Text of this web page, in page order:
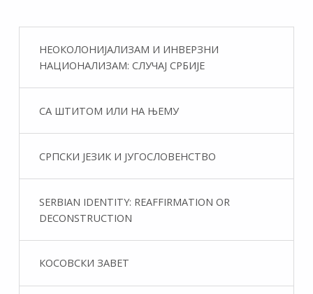
НЕОКОЛОНИЈАЛИЗАМ И ИНВЕРЗНИ
НАЦИОНАЛИЗАМ: СЛУЧАЈ СРБИЈЕ
СА ШТИТОМ ИЛИ НА ЊЕМУ
СРПСКИ ЈЕЗИК И ЈУГОСЛОВЕНСТВО
SERBIAN IDENTITY: REAFFIRMATION OR
DECONSTRUCTION
КОСОВСКИ ЗАВЕТ